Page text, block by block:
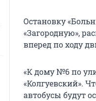
Остановку
«Загородную»,
вперед по ходу
«К дому №6 по
«Колгуевский».
автобусы будут